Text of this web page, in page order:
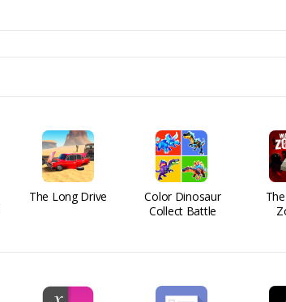
The Long Drive
Color Dinosaur
Collect Battle